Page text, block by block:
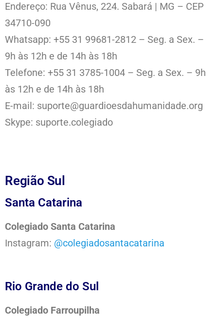
Endereço: Rua Vênus, 224. Sabará | MG – CEP
34710-090
Whatsapp: +55 31 99681-2812 – Seg. a Sex. –
9h às 12h e de 14h às 18h
Telefone: +55 31 3785-1004 – Seg. a Sex. – 9h
às 12h e de 14h às 18h
E-mail: suporte@guardioesdahumanidade.org
Skype: suporte.colegiado
Região Sul
Santa Catarina
Colegiado Santa Catarina
Instagram: @colegiadosantacatarina
Rio Grande do Sul
Colegiado Farroupilha